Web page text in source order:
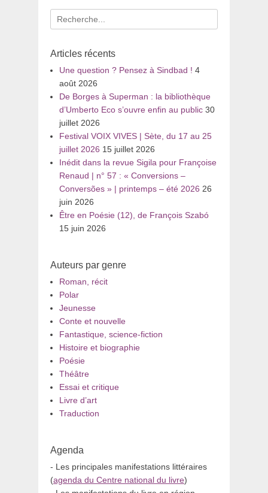
Recherche
pour
Articles récents
Une question ? Pensez à Sindbad ! 4
août 2026
De Borges à Superman : la bibliothèque
d’Umberto Eco s’ouvre enfin au public 30
juillet 2026
Festival VOIX VIVES | Sète, du 17 au 25
juillet 2026 15 juillet 2026
Inédit dans la revue Sigila pour Françoise
Renaud | n° 57 : « Conversions –
Conversões » | printemps – été 2026 26
juin 2026
Être en Poésie (12), de François Szabó
15 juin 2026
Auteurs par genre
Roman, récit
Polar
Jeunesse
Conte et nouvelle
Fantastique, science-fiction
Histoire et biographie
Poésie
Théâtre
Essai et critique
Livre d’art
Traduction
Agenda
- Les principales manifestations littéraires
(agenda du Centre national du livre)